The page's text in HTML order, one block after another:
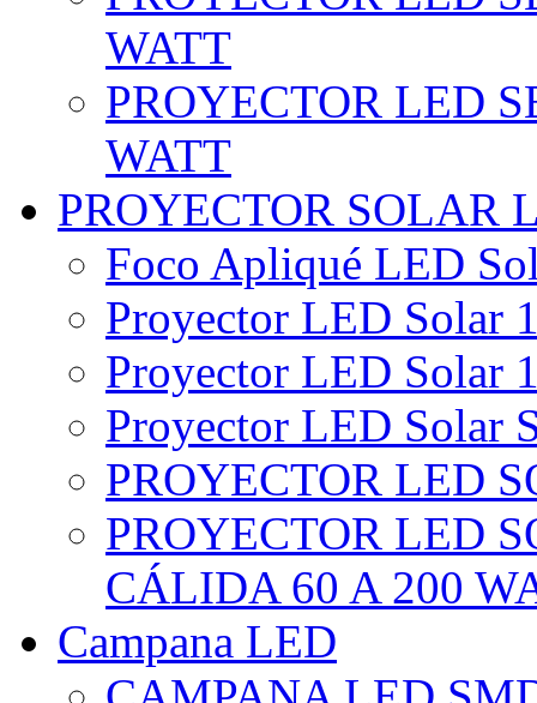
WATT
PROYECTOR LED
WATT
PROYECTOR SOLAR
Foco Apliqué LED
Proyector LED Solar
Proyector LED Solar
Proyector LED Solar
PROYECTOR LED
PROYECTOR LED
CÁLIDA 60 A 200
Campana LED